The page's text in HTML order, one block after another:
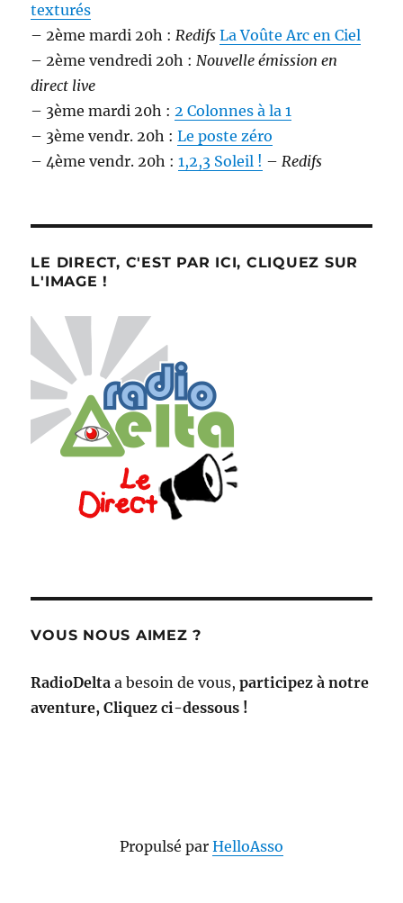
texturés
– 2ème mardi 20h :Redifs La Voûte Arc en Ciel
– 2ème vendredi 20h :Nouvelle émission en
direct live
– 3ème mardi 20h :2 Colonnes à la 1
– 3ème vendr. 20h :Le poste zéro
– 4ème vendr. 20h :1,2,3 Soleil ! –Redifs
LE DIRECT, C'EST PAR ICI, CLIQUEZ SUR
L'IMAGE !
VOUS NOUS AIMEZ ?
RadioDelta a besoin de vous,participez à notre
aventure, Cliquez ci-dessous !
Propulsé par HelloAsso